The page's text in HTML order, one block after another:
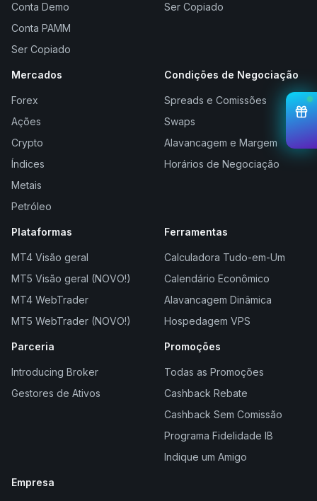
Conta Demo
Conta PAMM
Ser Copiado
Ser Copiado
Mercados
Forex
Ações
Crypto
Índices
Metais
Petróleo
Condições de Negociação
Spreads e Comissões
Swaps
Alavancagem e Margem
Horários de Negociação
Plataformas
MT4 Visão geral
MT5 Visão geral (NOVO!)
MT4 WebTrader
MT5 WebTrader (NOVO!)
Ferramentas
Calculadora Tudo-em-Um
Calendário Econômico
Alavancagem Dinâmica
Hospedagem VPS
Parceria
Introducing Broker
Gestores de Ativos
Promoções
Todas as Promoções
Cashback Rebate
Cashback Sem Comissão
Programa Fidelidade IB
Indique um Amigo
Empresa